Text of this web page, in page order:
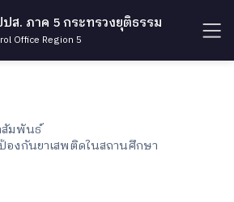
ส. ภาค 5 กระทรวงยุติธรรม
Office Region 5
สัมพันธ์
องกันยาเสพติดในสถานศึกษา